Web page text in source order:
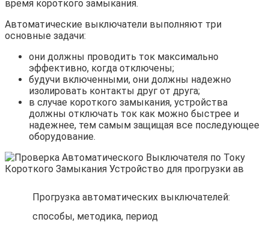
время короткого замыкания.
Автоматические выключатели выполняют три
основные задачи:
они должны проводить ток максимально
эффективно, когда отключены;
будучи включенными, они должны надежно
изолировать контакты друг от друга;
в случае короткого замыкания, устройства
должны отключать ток как можно быстрее и
надежнее, тем самым защищая все последующее
оборудование.
Прогрузка автоматических выключателей:
способы, методика, период